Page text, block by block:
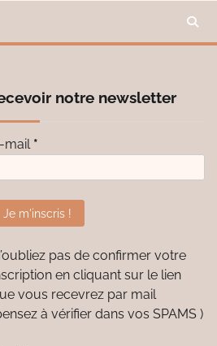
notre newsletter
mail *
pas de confirmer votre
en cliquant sur le lien
vous recevrez par mail
à vérifier dans vos SPAMS )